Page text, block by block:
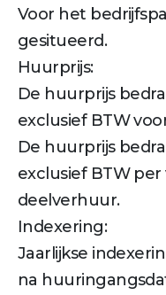
Voor het
gesitueerd.
Huurprijs:
De huurprijs
exclusief BTW
De huurprijs
exclusief BTW
deelverhuur.
Indexering:
Jaarlijkse
na